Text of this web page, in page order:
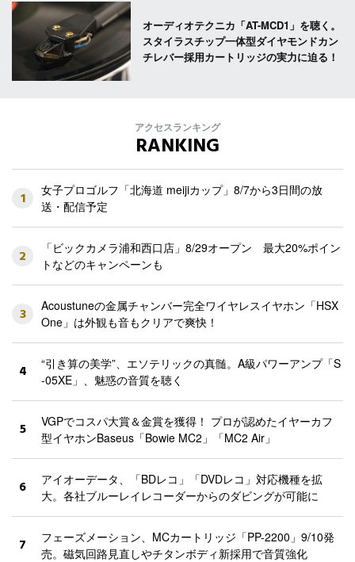
オーディオテクニカ「AT-MCD1」を聴く。
スタイラスチップ一体型ダイヤモンドカン
チレバー採用カートリッジの実力に迫る！
アクセスランキング
RANKING
1
女子プロゴルフ「北海道 meijiカップ」8/7から3日間の放
送・配信予定
2
「ビックカメラ浦和西口店」8/29オープン 最大20%ポイン
トなどのキャンペーンも
3
Acoustuneの金属チャンバー完全ワイヤレスイヤホン「HSX
One」は外観も音もクリアで爽快！
4
“引き算の美学”、エソテリックの真髄。A級パワーアンプ「S
-05XE」、魅惑の音質を聴く
5
VGPでコスパ大賞＆金賞を獲得！ プロが認めたイヤーカフ
型イヤホンBaseus「Bowie MC2」「MC2 Air」
6
アイオーデータ、「BDレコ」「DVDレコ」対応機種を拡
大。各社ブルーレイレコーダーからのダビングが可能に
7
フェーズメーション、MCカートリッジ「PP-2200」9/10発
売。磁気回路見直しやチタンボディ新採用で音質強化